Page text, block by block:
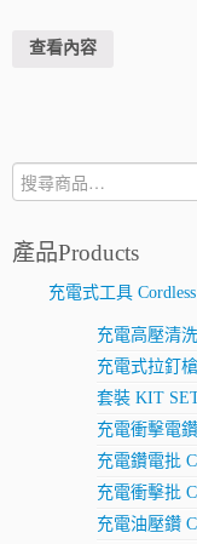
查看內容
搜
尋:
產品Products
充電式工具
充電高壓清洗
充電式拉釘
套裝 KIT
充電衝擊電
充電鑽電批
充電衝擊批
充電油壓鑽